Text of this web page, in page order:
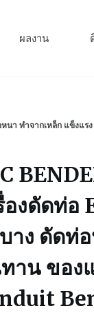
ผลงาน
า ทำจากเหล็ก แข็งแร
องดัดท่อ
าง ดัดท่
าน ของ